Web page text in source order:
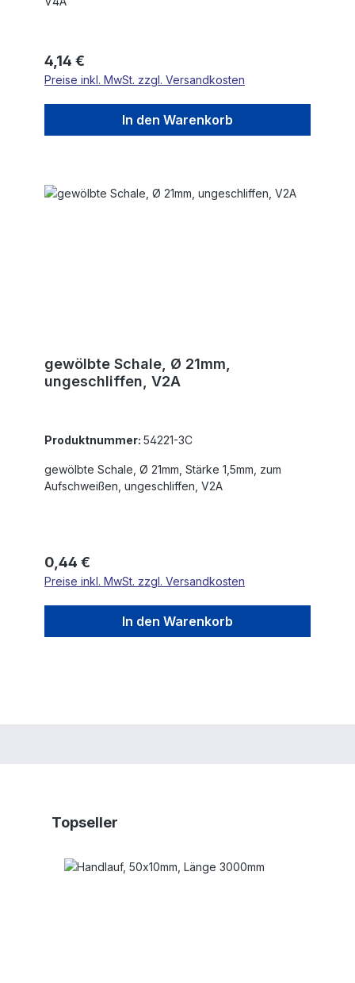
Regulärer Preis:
4,14 €
Preise inkl. MwSt. zzgl. Versandkosten
In den Warenkorb
gewölbte Schale, Ø 21mm,
ungeschliffen, V2A
Produktnummer: 54221-3C
gewölbte Schale, Ø 21mm, Stärke 1,5mm, zum
Aufschweißen, ungeschliffen, V2A
Regulärer Preis:
0,44 €
Preise inkl. MwSt. zzgl. Versandkosten
In den Warenkorb
Produktgalerie überspringen
Topseller